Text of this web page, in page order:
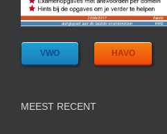
VWO HAVO
MEEST RECENT